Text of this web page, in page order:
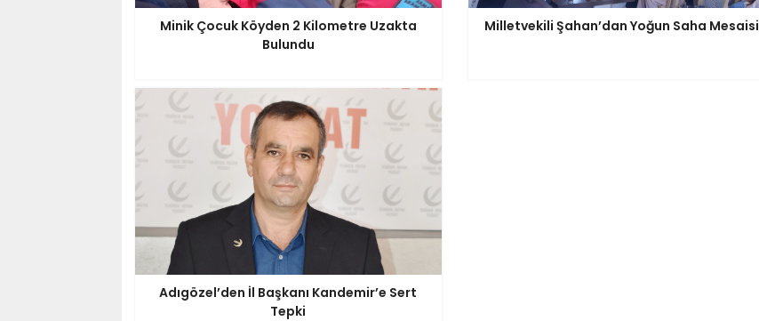
Minik Çocuk Köyden 2 Kilometre Uzakta
Bulundu
Milletvekili Şahan’dan Yoğun Saha Mesaisi
Adıgözel’den İl Başkanı Kandemir’e Sert
Tepki